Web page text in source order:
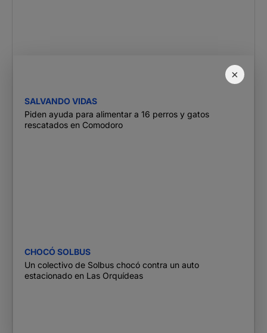
×
SALVANDO VIDAS
Piden ayuda para alimentar a 16 perros y gatos
rescatados en Comodoro
CHOCÓ SOLBUS
Un colectivo de Solbus chocó contra un auto
estacionado en Las Orquídeas